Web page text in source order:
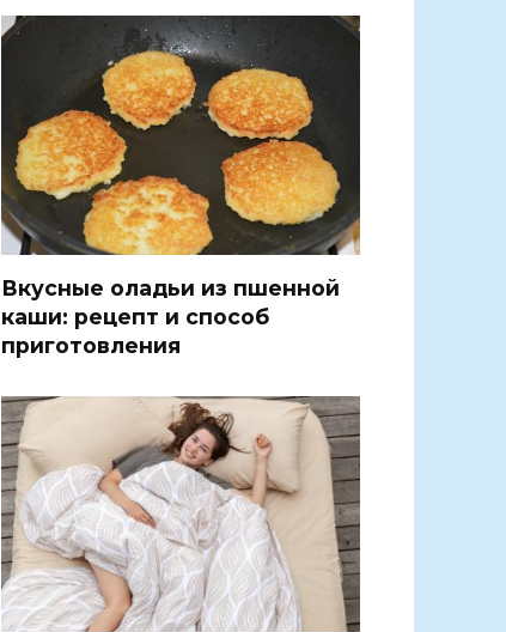
Вкусные оладьи из пшенной
каши: рецепт и способ
приготовления